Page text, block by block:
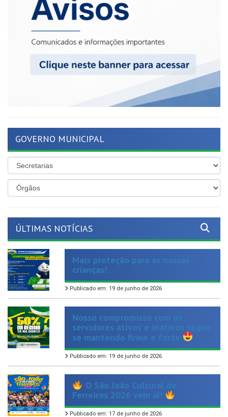
Mais proteção para as nossas
crianças!
Publicado em: 19 de junho de 2026
Nosso compromisso com os
servidores ativos e inativos segue
se mantendo firme e forte
Publicado em: 19 de junho de 2026
O São João Cultural de
Ferreiros 2026 vem aí!
Publicado em: 17 de junho de 2026